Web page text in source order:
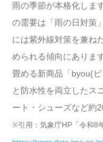
雨の季節が本格化しま
の需要は「雨の日対策
には紫外線対策を兼ね
められる傾向にありま
畳める新商品「byou(
と防水性を両立したス
ート・シューズなど約
※引用：気象庁HP「令和8